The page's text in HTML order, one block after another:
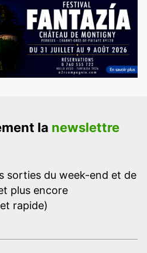
la newslettre
sorties du week-end et de
plus encore
rapide)